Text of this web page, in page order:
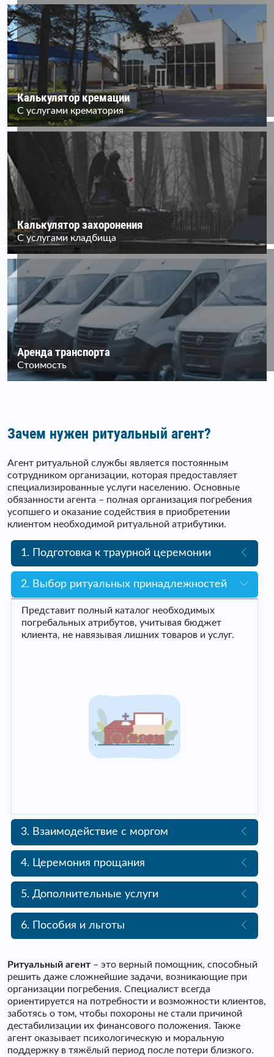
Калькулятор кремации
С услугами крематория
Калькулятор захоронения
С услугами кладбища
Аренда транспорта
Стоимость
Зачем нужен ритуальный агент?
Агент ритуальной службы является постоянным
сотрудником организации, которая предоставляет
специализированные услуги населению. Основные
обязанности агента – полная организация погребения
усопшего и оказание содействия в приобретении
клиентом необходимой ритуальной атрибутики.
1. Подготовка к траурной церемонии
2. Выбор ритуальных принадлежностей
Представит полный каталог необходимых
погребальных атрибутов, учитывая бюджет
клиента, не навязывая лишних товаров и услуг.
3. Взаимодействие с моргом
4. Церемония прощания
5. Дополнительные услуги
6. Пособия и льготы
Ритуальный агент – это верный помощник, способный
решить даже сложнейшие задачи, возникающие при
организации погребения. Специалист всегда
ориентируется на потребности и возможности клиентов,
заботясь о том, чтобы похороны не стали причиной
дестабилизации их финансового положения. Также
агент оказывает психологическую и моральную
поддержку в тяжёлый период после потери близкого.